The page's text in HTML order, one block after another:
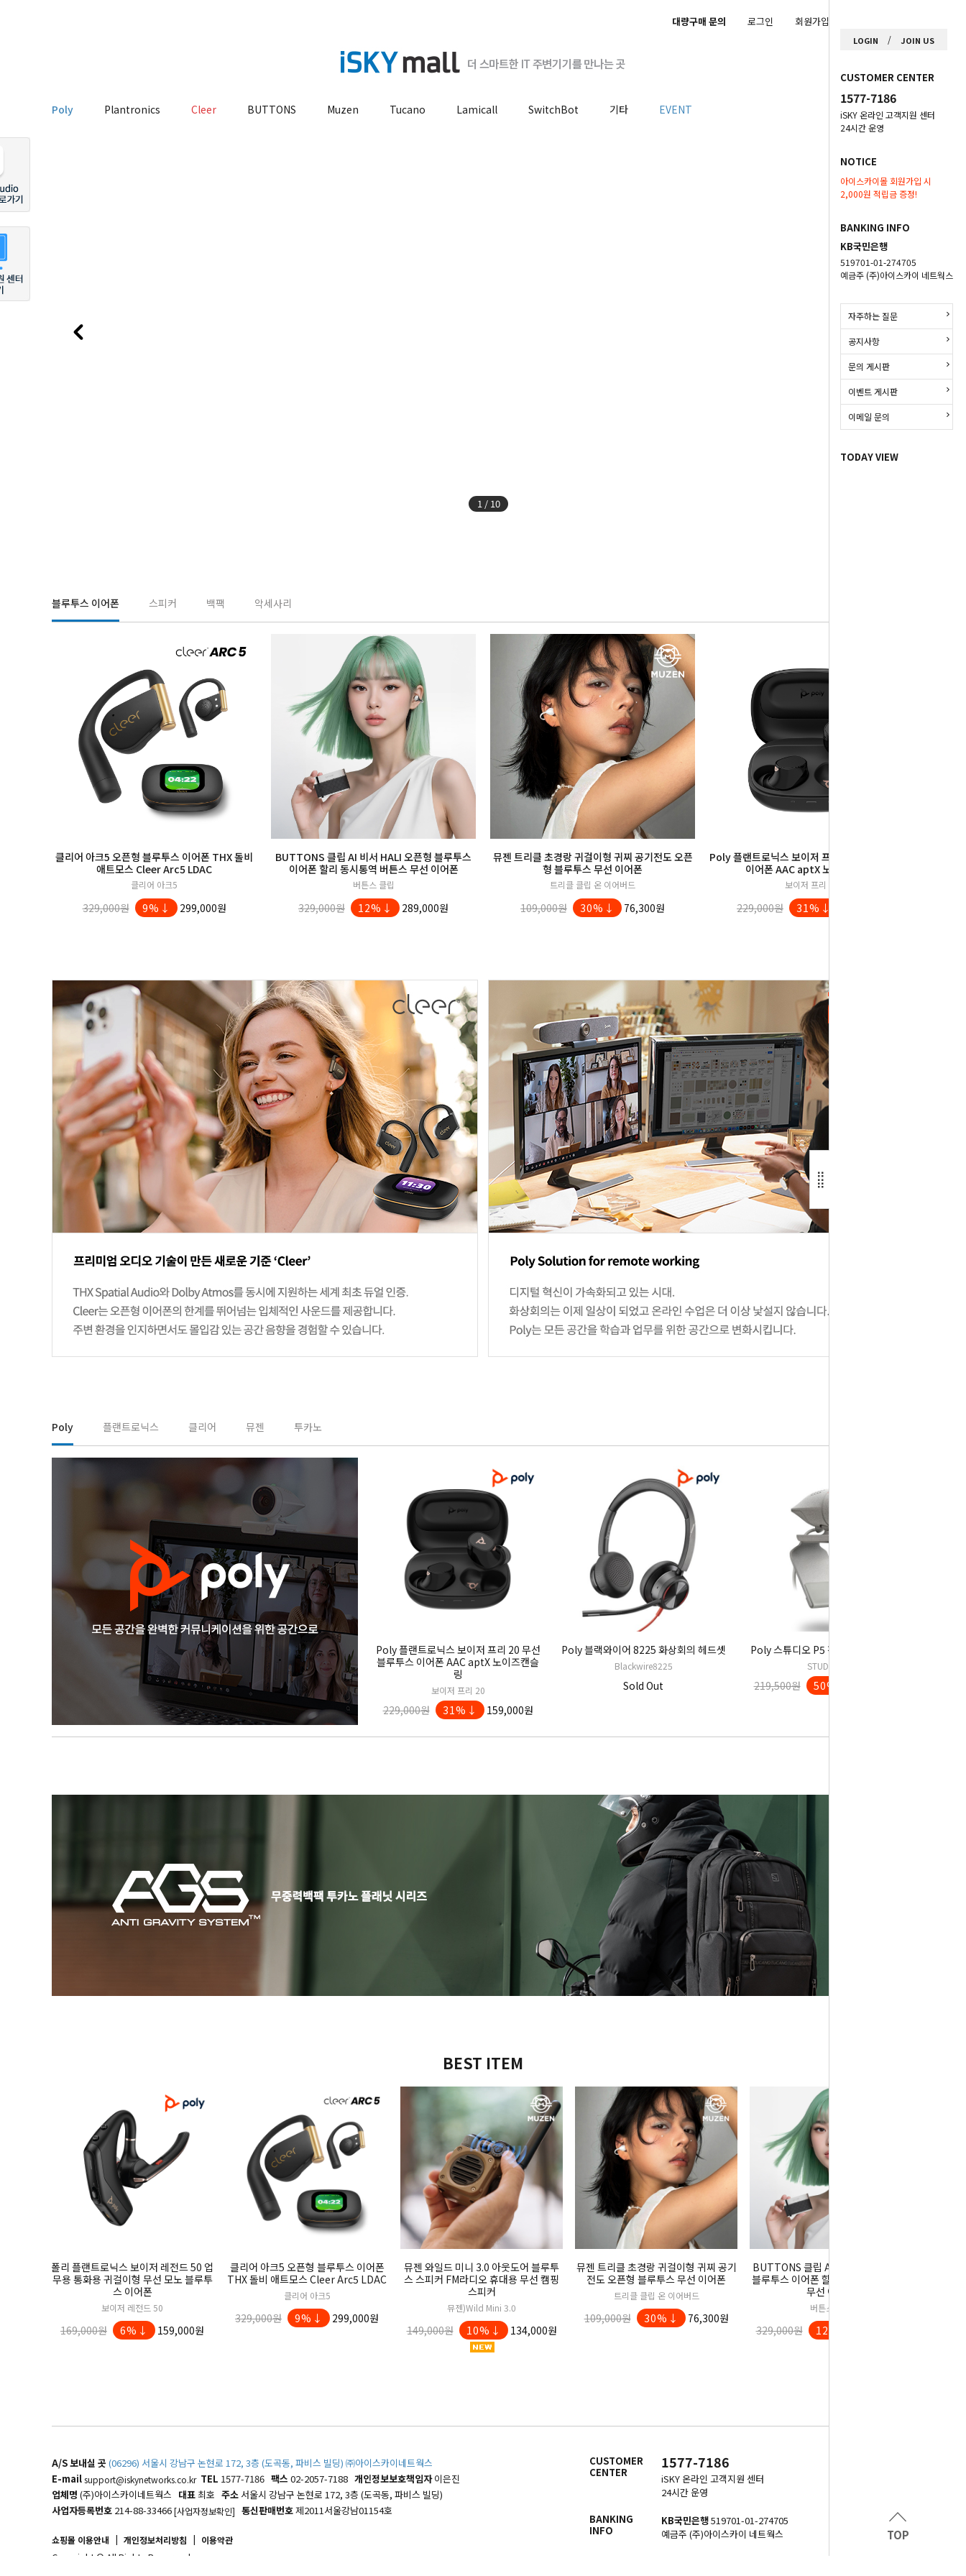
대량구매 문의 로그인 회원가입
Poly Plantronics Cleer BUTTONS Muzen Tucano Lamicall SwitchBot 기타 EVENT
LOGIN / JOIN US
CUSTOMER CENTER
1577-7186
iSKY 온라인 고객지원 센터
24시간 운영
NOTICE
아이스카이몰 회원가입 시
2,000원 적립금 증정!
BANKING INFO
KB국민은행
519701-01-274705
예금주 (주)아이스카이 네트웍스
자주하는 질문
공지사항
문의 게시판
이벤트 게시판
이메일 문의
TODAY VIEW
TOP
1 / 10
블루투스 이어폰 스피커 백팩 악세사리
클리어 아크5 오픈형 블루투스 이어폰 THX 돌비
애트모스 Cleer Arc5 LDAC
클리어 아크5
329,000원 9%↓ 299,000원
BUTTONS 클립 AI 비서 HALI 오픈형 블루투스
이어폰 할리 동시통역 버튼스 무선 이어폰
버튼스 클립
329,000원 12%↓ 289,000원
뮤젠 트리클 초경랑 귀걸이형 귀찌 공기전도 오픈
형 블루투스 무선 이어폰
트리클 클립 온 이어버드
109,000원 30%↓ 76,300원
Poly 플랜트로닉스 보이저 프리 20 무선 블루투스
이어폰 AAC aptX 노이즈캔슬링
보이저 프리 20
229,000원 31%↓
Poly 플랜트로닉스 클리어 뮤젠 투카노
Poly 플랜트로닉스 보이저 프리 20 무선
블루투스 이어폰 AAC aptX 노이즈캔슬
링
보이저 프리 20
229,000원 31%↓ 159,000원
Poly 블랙와이어 8225 화상회의 헤드셋
Blackwire8225
Sold Out
Poly 스튜디오 P5 전문가용 FHD 웹캠
STUDIO P5
219,500원 50%↓
BEST ITEM
폴리 플랜트로닉스 보이저 레전드 50 업
무용 통화용 귀걸이형 무선 모노 블루투
스 이어폰
보이저 레전드 50
169,000원 6%↓ 159,000원
클리어 아크5 오픈형 블루투스 이어폰
THX 돌비 애트모스 Cleer Arc5 LDAC
클리어 아크5
329,000원 9%↓ 299,000원
뮤젠 와일드 미니 3.0 아웃도어 블루투
스 스피커 FM라디오 휴대용 무선 캠핑
스피커
뮤젠)Wild Mini 3.0
149,000원 10%↓ 134,000원
뮤젠 트리클 초경랑 귀걸이형 귀찌 공기
전도 오픈형 블루투스 무선 이어폰
트리클 클립 온 이어버드
109,000원 30%↓ 76,300원
BUTTONS 클립 AI 비서 HALI 오픈형
블루투스 이어폰 할리 동시통역 버튼스
무선 이어폰
버튼스 클립
329,000원 12%↓
A/S 보내실 곳 (06296) 서울시 강남구 논현로 172, 3층 (도곡동, 파비스 빌딩) ㈜아이스카이네트웍스
E-mailsupport@iskynetworks.co.kr TEL 1577-7186 팩스 02-2057-7188 개인정보보호책임자이은진
업체명 (주)아이스카이네트웍스 대표최호 주소 서울시 강남구 논현로 172, 3층 (도곡동, 파비스 빌딩)
사업자등록번호 214-88-33466[사업자정보확인] 통신판매번호제2011서울강남01154호
쇼핑몰 이용안내 | 개인정보처리방침 | 이용약관
Copyright © All Rights Reserved.
CUSTOMER
CENTER
1577-7186
iSKY 온라인 고객지원 센터
24시간 운영
BANKING
INFO
KB국민은행519701-01-274705
예금주 (주)아이스카이 네트웍스